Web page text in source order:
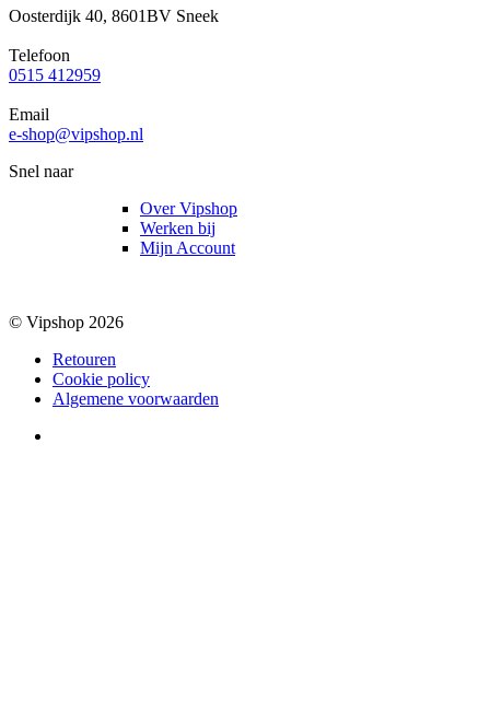
Oosterdijk 40, 8601BV Sneek
Telefoon
0515 412959
Email
e-shop@vipshop.nl
Snel naar
Over Vipshop
Werken bij
Mijn Account
© Vipshop 2026
Retouren
Cookie policy
Algemene voorwaarden